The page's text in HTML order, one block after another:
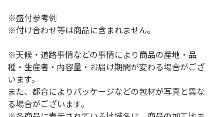
※盛付参考例
※付け合わせ等は商品に含まれません。
※天候・道路事情などの事情により商品の産地・品
種・生産者・内容量・お届け期間が変わる場合がござ
います。
また、都合によりパッケージなどの包材が写真と異な
る場合がございます。